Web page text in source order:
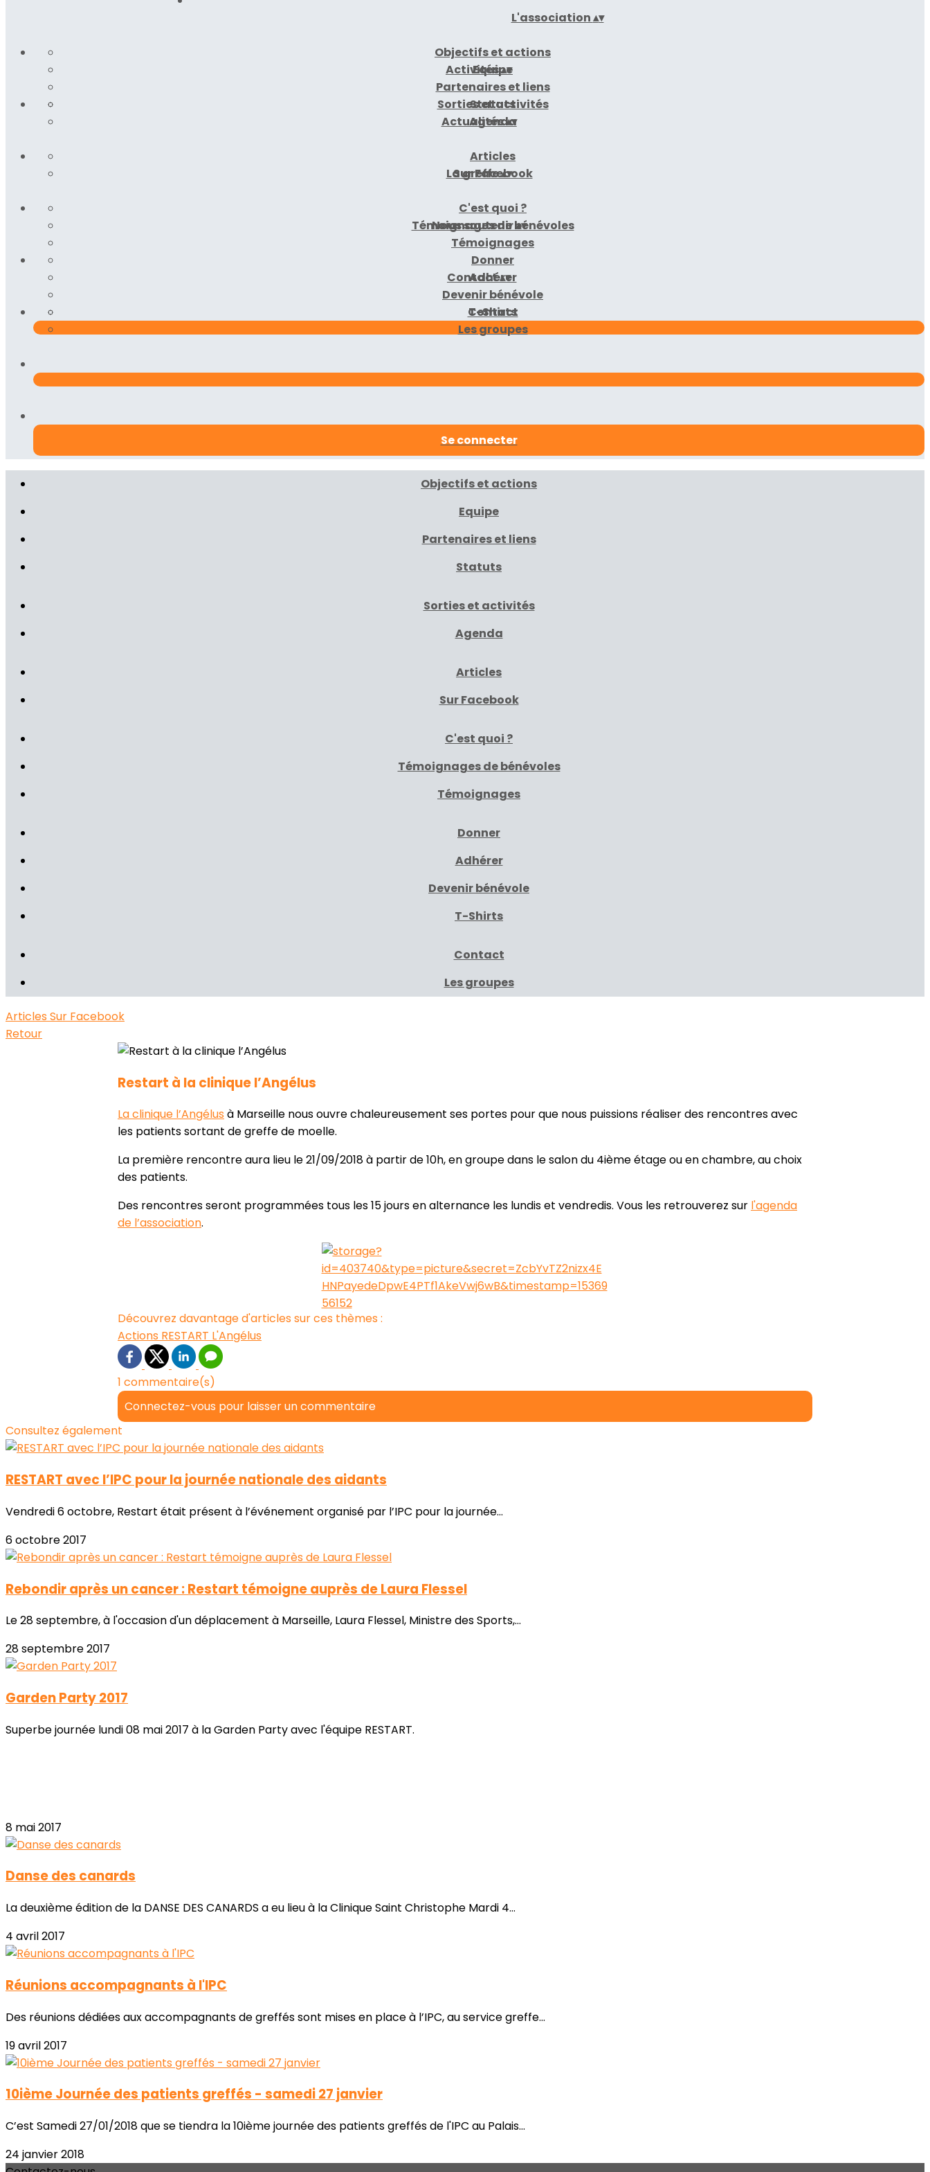
L'association▴▾
Objectifs et actions
Equipe
Partenaires et liens
Statuts
Activités▴▾
Sorties et activités
Agenda
Actualités▴▾
Articles
Sur Facebook
La greffe▴▾
C'est quoi ?
Témoignages de bénévoles
Témoignages
Nous soutenir▴▾
Donner
Adhérer
Devenir bénévole
T-Shirts
Contact▴▾
Contact
Les groupes
Se connecter
Objectifs et actions
Equipe
Partenaires et liens
Statuts
Sorties et activités
Agenda
Articles
Sur Facebook
C'est quoi ?
Témoignages de bénévoles
Témoignages
Donner
Adhérer
Devenir bénévole
T-Shirts
Contact
Les groupes
Articles Sur Facebook
Retour
Restart à la clinique l’Angélus
La clinique l’Angélus à Marseille nous ouvre chaleureusement ses portes pour que nous puissions réaliser des rencontres avec
les patients sortant de greffe de moelle.
La première rencontre aura lieu le 21/09/2018 à partir de 10h, en groupe dans le salon du 4ième étage ou en chambre, au choix
des patients.
Des rencontres seront programmées tous les 15 jours en alternance les lundis et vendredis. Vous les retrouverez sur l'agenda
de l’association.
Découvrez davantage d'articles sur ces thèmes :
Actions RESTART L'Angélus
1 commentaire(s)
Connectez-vous pour laisser un commentaire
Consultez également
RESTART avec l’IPC pour la journée nationale des aidants
Vendredi 6 octobre, Restart était présent à l’événement organisé par l’IPC pour la journée...
6 octobre 2017
Rebondir après un cancer : Restart témoigne auprès de Laura Flessel
Le 28 septembre, à l'occasion d'un déplacement à Marseille, Laura Flessel, Ministre des Sports,...
28 septembre 2017
Garden Party 2017
Superbe journée lundi 08 mai 2017 à la Garden Party avec l'équipe RESTART.
8 mai 2017
Danse des canards
La deuxième édition de la DANSE DES CANARDS a eu lieu à la Clinique Saint Christophe Mardi 4...
4 avril 2017
Réunions accompagnants à l'IPC
Des réunions dédiées aux accompagnants de greffés sont mises en place à l’IPC, au service greffe...
19 avril 2017
10ième Journée des patients greffés - samedi 27 janvier
C’est Samedi 27/01/2018 que se tiendra la 10ième journée des patients greffés de l'IPC au Palais...
24 janvier 2018